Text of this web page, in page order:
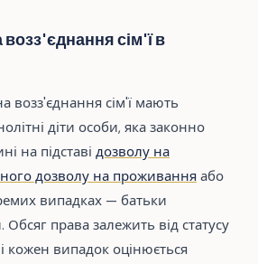
сім'ї в
возз'єднання сім'ї мають
діти особи, яка законно
на підставі дозволу на
дозволу на проживання або
випадках — батьки
Обсяг права залежить від статусу
кожен випадок оцінюється